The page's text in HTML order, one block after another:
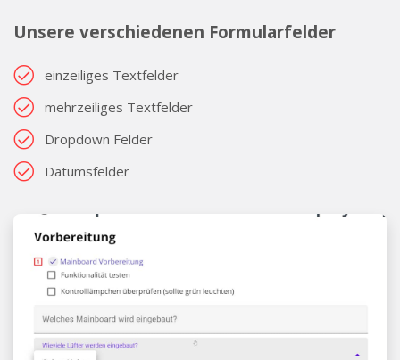
Unsere verschiedenen Formularfelder
einzeiliges Textfelder
mehrzeiliges Textfelder
Dropdown Felder
Datumsfelder